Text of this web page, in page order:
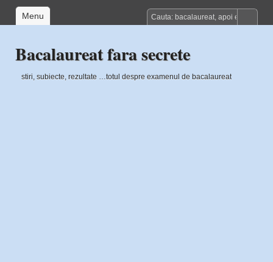
Menu
Bacalaureat fara secrete
stiri, subiecte, rezultate …totul despre examenul de bacalaureat